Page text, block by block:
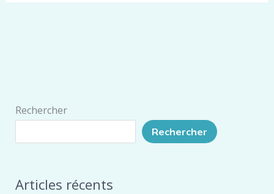
Rechercher
Rechercher
Articles récents